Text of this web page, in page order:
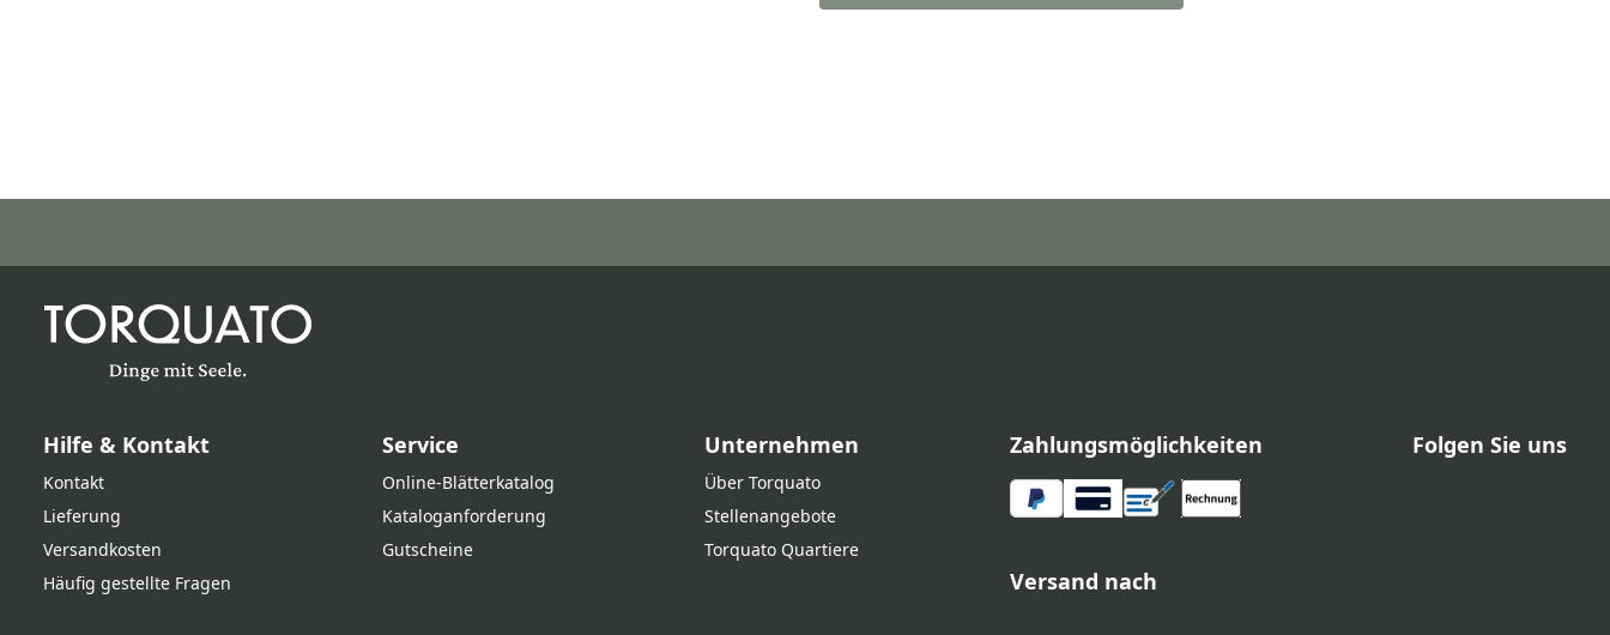
Hilfe & Kontakt
Kontakt
Lieferung
Versandkosten
Häufig gestellte Fragen
Service
Online‑Blätterkatalog
Kataloganforderung
Gutscheine
Unternehmen
Über Torquato
Stellenangebote
Torquato Quartiere
Zahlungsmöglichkeiten
Versand nach
Folgen Sie uns